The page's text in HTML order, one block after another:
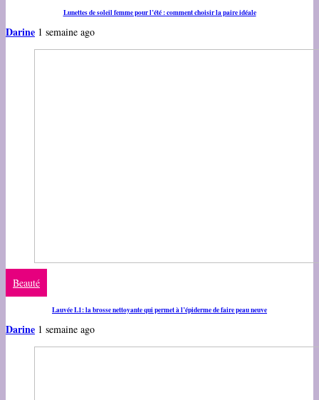
Lunettes de soleil femme pour l’été : comment choisir la paire idéale
Darine 1 semaine ago
Beauté
Lauvée L1: la brosse nettoyante qui permet à l’épiderme de faire peau neuve
Darine 1 semaine ago